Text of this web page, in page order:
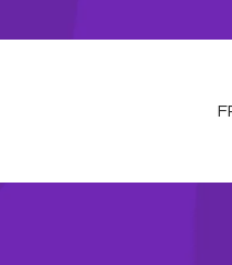
FRESCA!